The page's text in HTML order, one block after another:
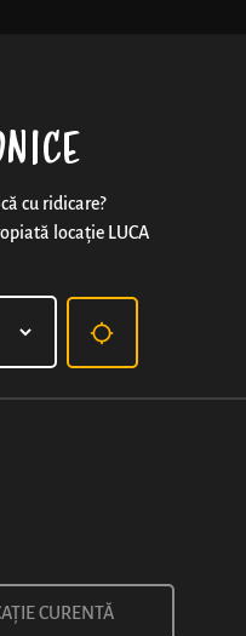
cu ridicare?
locație LUCA
CURENTĂ